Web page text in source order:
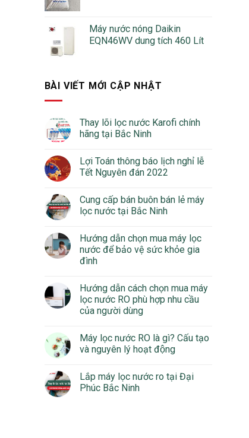
Máy nước nóng Daikin
EQN46WV dung tích 460 Lít
BÀI VIẾT MỚI CẬP NHẬT
Thay lõi lọc nước Karofi chính
hãng tại Bắc Ninh
Lợi Toán thông báo lịch nghỉ lễ
Tết Nguyên đán 2022
Cung cấp bán buôn bán lẻ máy
lọc nước tại Bắc Ninh
Hướng dẫn chọn mua máy lọc
nước để bảo vệ sức khỏe gia
đình
Hướng dẫn cách chọn mua máy
lọc nước RO phù hợp nhu cầu
của người dùng
Máy lọc nước RO là gì? Cấu tạo
và nguyên lý hoạt động
Lắp máy lọc nước ro tại Đại
Phúc Bắc Ninh